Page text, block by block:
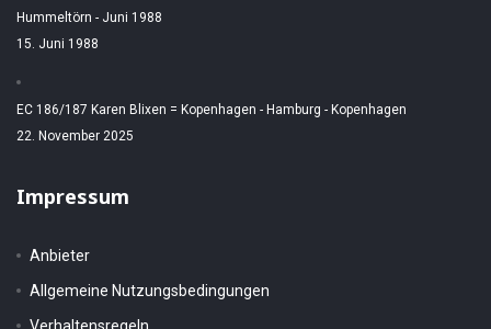
Hummeltörn - Juni 1988
15. Juni 1988
EC 186/187 Karen Blixen = Kopenhagen - Hamburg - Kopenhagen
22. November 2025
Impressum
Anbieter
Allgemeine Nutzungsbedingungen